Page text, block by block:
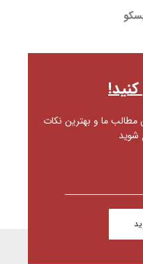
کنید!
مطالب ما و بهترین نکات
شوید